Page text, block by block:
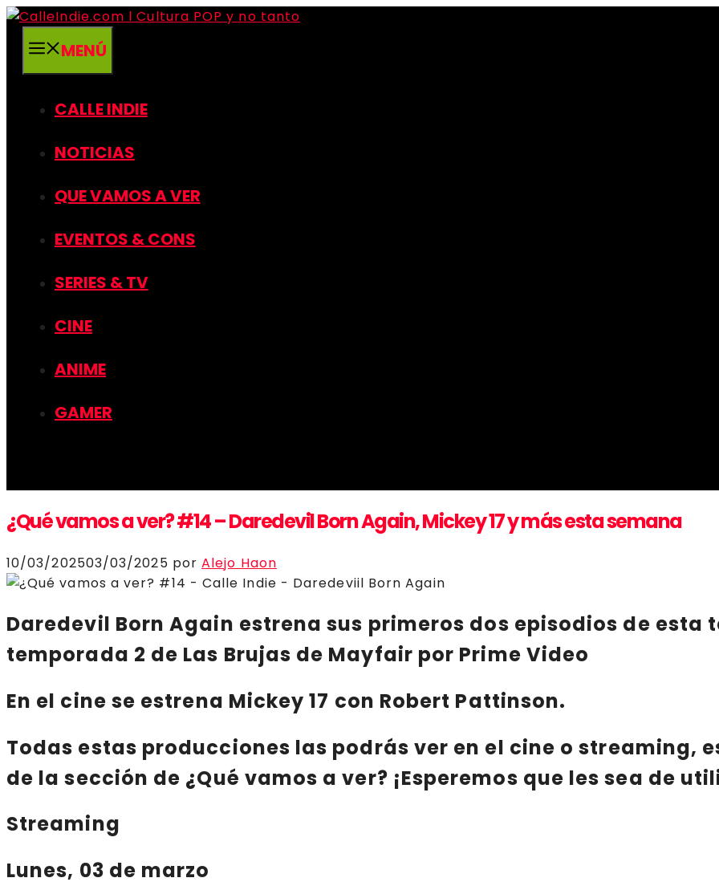
Saltar
contenidoMENÚ
CALLE INDIE
NOTICIAS
QUE VAMOS A VER
EVENTOS & CONS
SERIES & TV
CINE
ANIME
GAMER
¿Qué vamos a ver? #14 – Daredevil Born Again, Mickey 17 y más esta semana
10/03/202503/03/2025 porAlejo Haon
Daredevil Born Again estrena sus primeros dos episodios de esta
temporada 2 de Las Brujas de Mayfair por Prime Video
En el cine se estrena Mickey 17 con Robert Pattinson.
Todas estas producciones las podrás ver en el cine ostreaming,
de la sección de ¿Qué vamos a ver? ¡Esperemos que les sea de
Streaming
Lunes, 03 de marzo